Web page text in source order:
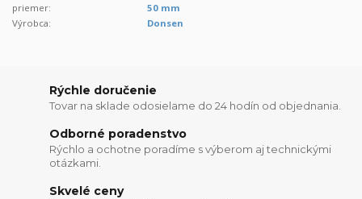
priemer:
50 mm
Výrobca:
Donsen
Rýchle doručenie
Tovar na sklade odosielame do 24 hodín od objednania.
Odborné poradenstvo
Rýchlo a ochotne poradíme s výberom aj technickými
otázkami.
Skvelé ceny